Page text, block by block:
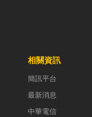
這時，車床子
雙手能快速更
換「專屬工
具」的...
相關資訊
簡訊平台
最新消息
中華電信